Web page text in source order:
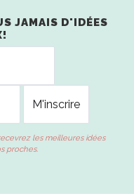
JAMAIS D'IDÉES
les meilleures idées
proches.